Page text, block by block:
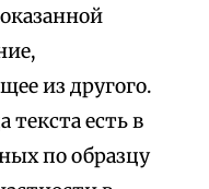
из другого.
текста есть в
по образцу